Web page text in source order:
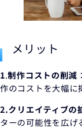
メリット
1.制作コストの削減
作のコストを大幅に
2.クリエイティブの
ターの可能性を広げ